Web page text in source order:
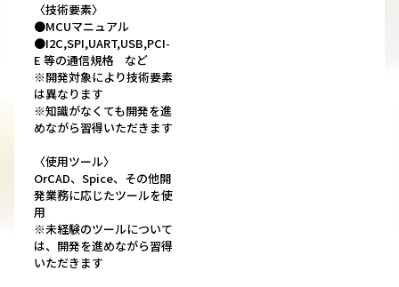
〈技術要素〉
●MCUマニュアル
●I2C,SPI,UART,USB,PCI-
E 等の通信規格 など
※開発対象により技術要素
は異なります
※知識がなくても開発を進
めながら習得いただきます
〈使用ツール〉
OrCAD、Spice、その他開
発業務に応じたツールを使
用
※未経験のツールについて
は、開発を進めながら習得
いただきます